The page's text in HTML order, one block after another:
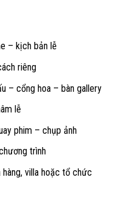
– kịch bản lễ
riêng
– cổng hoa – bàn gallery
lễ
phim – chụp ảnh
trình
villa hoặc tổ chức